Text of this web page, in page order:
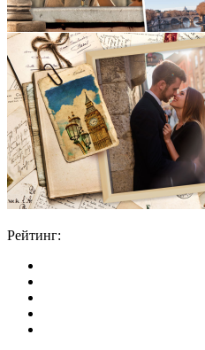
Рейтинг: